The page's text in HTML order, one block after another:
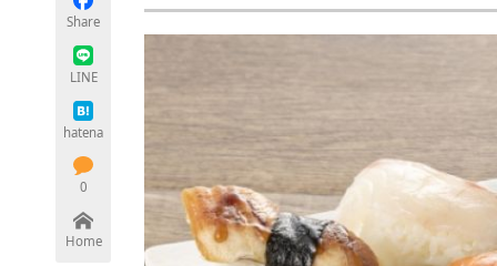
Share
LINE
hatena
0
Home